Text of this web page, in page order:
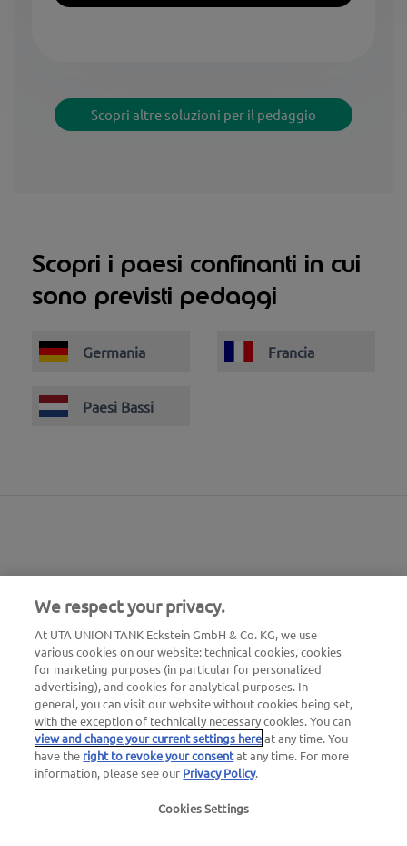
Scopri altre soluzioni per il pedaggio
Scopri i paesi confinanti in cui
sono previsti pedaggi
Germania Francia
Paesi Bassi
Numero di emergenza guasti
24 ore su 24
00800 - 88 27 37 84 (gratuito)
Numero di emergenza blocco carte
We respect your privacy.
At UTA UNION TANK Eckstein GmbH & Co. KG, we use
various cookies on our website: technical cookies, cookies
for marketing purposes (in particular for personalized
advertising), and cookies for analytical purposes. In
general, you can visit our website without cookies being set,
with the exception of technically necessary cookies. You can
view and change your current settings hereat any time. You
have the right to revoke your consentat any time. For more
information, please see our Privacy Policy.
Cookies Settings